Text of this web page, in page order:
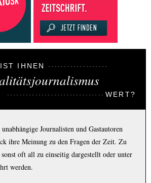
IHNEN
WERT?
Journalisten und Gastautoren
ihre Meinung zu den Fragen der Zeit. Zu
oft all zu einseitig dargestellt oder unter
werden.